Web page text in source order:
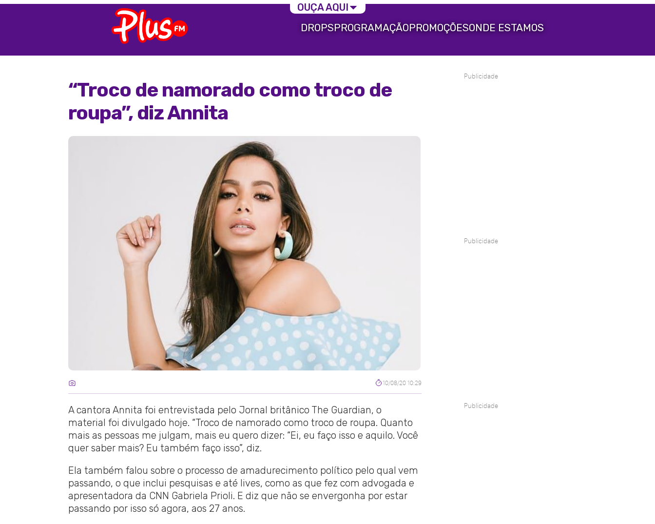
DROPSPROGRAMAÇÃOPROMOÇÕESONDE ESTAMOS
“Troco de namorado como troco de
roupa”, diz Annita
10/08/20 10:29
A cantora Annita foi entrevistada pelo Jornal britânico The Guardian, o
material foi divulgado hoje. “Troco de namorado como troco de roupa. Quanto
mais as pessoas me julgam, mais eu quero dizer: “Ei, eu faço isso e aquilo. Você
quer saber mais? Eu também faço isso”, diz.
Ela também falou sobre o processo de amadurecimento político pelo qual vem
passando, o que inclui pesquisas e até lives, como as que fez com advogada e
apresentadora da CNN Gabriela Prioli. E diz que não se envergonha por estar
passando por isso só agora, aos 27 anos.
Publicidade
Publicidade
Publicidade
OUÇA AQUI